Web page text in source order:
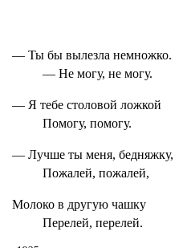
— Ты бы вылезла немножко.
— Не могу, не могу.
— Я тебе столовой ложкой
Помогу, помогу.
— Лучше ты меня, бедняжку,
Пожалей, пожалей,
Молоко в другую чашку
Перелей, перелей.